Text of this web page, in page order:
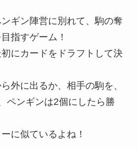
ギン陣営に別れて、駒の奪
指すゲーム！
にカードをドラフトして決
外に出るか、相手の駒を、
ペンギンは2個にしたら勝
に似ているよね！